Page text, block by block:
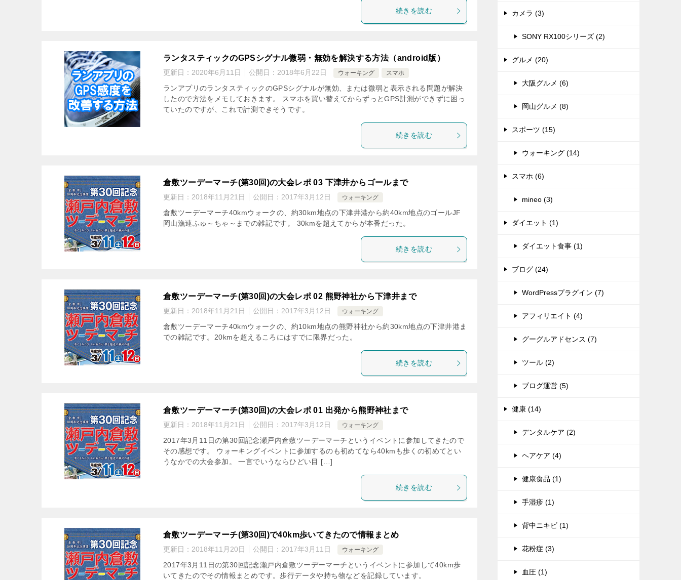
続きを読む
ランタスティックのGPSシグナル微弱・無効を解決する方法（android版）
更新日： 2020年6月11日 公開日： 2018年6月22日 ウォーキング スマホ
ランアプリのランタスティックのGPSシグナルが無効、または微弱と表示される問題が解決
したので方法をメモしておきます。 スマホを買い替えてからずっとGPS計測ができずに困っ
ていたのですが、これで計測できそうです。
続きを読む
倉敷ツーデーマーチ(第30回)の大会レポ 03 下津井からゴールまで
更新日： 2018年11月21日 公開日： 2017年3月12日 ウォーキング
倉敷ツーデーマーチ40kmウォークの、約30km地点の下津井港から約40km地点のゴールJF
岡山漁連ふゅ～ちゃ～までの雑記です。 30kmを超えてからが本番だった。
続きを読む
倉敷ツーデーマーチ(第30回)の大会レポ 02 熊野神社から下津井まで
更新日： 2018年11月21日 公開日： 2017年3月12日 ウォーキング
倉敷ツーデーマーチ40kmウォークの、約10km地点の熊野神社から約30km地点の下津井港ま
での雑記です。20kmを超えるころにはすでに限界だった。
続きを読む
倉敷ツーデーマーチ(第30回)の大会レポ 01 出発から熊野神社まで
更新日： 2018年11月21日 公開日： 2017年3月12日 ウォーキング
2017年3月11日の第30回記念瀬戸内倉敷ツーデーマーチというイベントに参加してきたので
その感想です。 ウォーキングイベントに参加するのも初めてなら40kmも歩くの初めてとい
うなかでの大会参加。 一言でいうならひどい目 […]
続きを読む
倉敷ツーデーマーチ(第30回)で40km歩いてきたので情報まとめ
更新日： 2018年11月20日 公開日： 2017年3月11日 ウォーキング
2017年3月11日の第30回記念瀬戸内倉敷ツーデーマーチというイベントに参加して40km歩
いてきたのでその情報まとめです。歩行データや持ち物などを記録しています。
カメラ (3)
SONY RX100シリーズ (2)
グルメ (20)
大阪グルメ (6)
岡山グルメ (8)
スポーツ (15)
ウォーキング (14)
スマホ (6)
mineo (3)
ダイエット (1)
ダイエット食事 (1)
ブログ (24)
WordPressプラグイン (7)
アフィリエイト (4)
グーグルアドセンス (7)
ツール (2)
ブログ運営 (5)
健康 (14)
デンタルケア (2)
ヘアケア (4)
健康食品 (1)
手湿疹 (1)
背中ニキビ (1)
花粉症 (3)
血圧 (1)